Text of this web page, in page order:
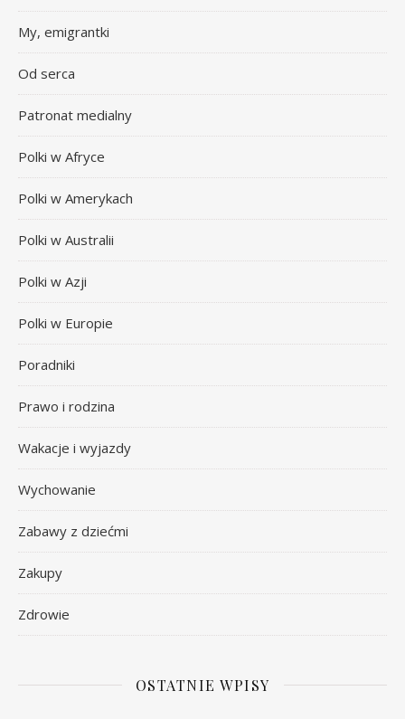
My, emigrantki
Od serca
Patronat medialny
Polki w Afryce
Polki w Amerykach
Polki w Australii
Polki w Azji
Polki w Europie
Poradniki
Prawo i rodzina
Wakacje i wyjazdy
Wychowanie
Zabawy z dziećmi
Zakupy
Zdrowie
OSTATNIE WPISY